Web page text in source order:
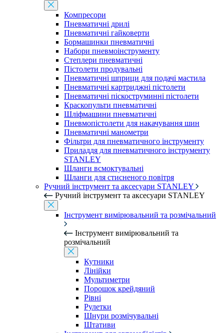
Компресори
Пневматичні дрилі
Пневматичні гайковерти
Бормашинки пневматичні
Набори пневмоінструменту
Степлери пневматичні
Пістолети продувальні
Пневматичні шприци для подачі мастила
Пневматичні картриджні пістолети
Пневматичні піскоструминні пістолети
Краскопульти пневматичні
Шліфмашини пневматичні
Пневмопістолети для накачування шин
Пневматичні манометри
Фільтри для пневматичного інструменту
Приладдя для пневматичного інструменту
STANLEY
Шланги всмоктувальні
Шланги для стисненого повітря
Ручний інструмент та аксесуари STANLEY
Ручний інструмент та аксесуари STANLEY
Інструмент вимірювальний та розмічальний
Інструмент вимірювальний та
розмічальний
Кутники
Лінійки
Мультиметри
Порошок крейдяний
Рівні
Рулетки
Шнури розмічувальні
Штативи